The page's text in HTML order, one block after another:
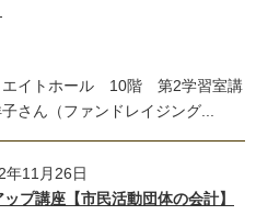
エイトホール 10階 第2学習室講
さん（ファンドレイジング...
年11月26日
プ講座【市民活動団体の会計】